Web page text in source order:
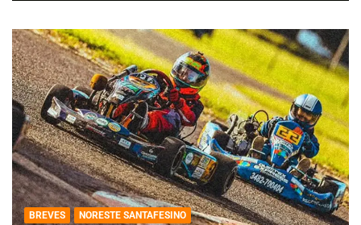
BREVES NORESTE SANTAFESINO